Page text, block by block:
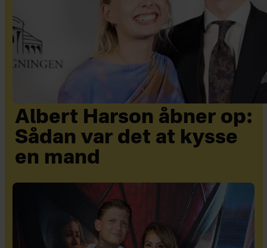
Albert Harson åbner op:
Sådan var det at kysse
en mand